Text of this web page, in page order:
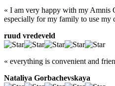
« I am very happy with my Amnis
especially for my family to use my
ruud vredeveld
« everything is convenient and
Nataliya Gorbachevskaya